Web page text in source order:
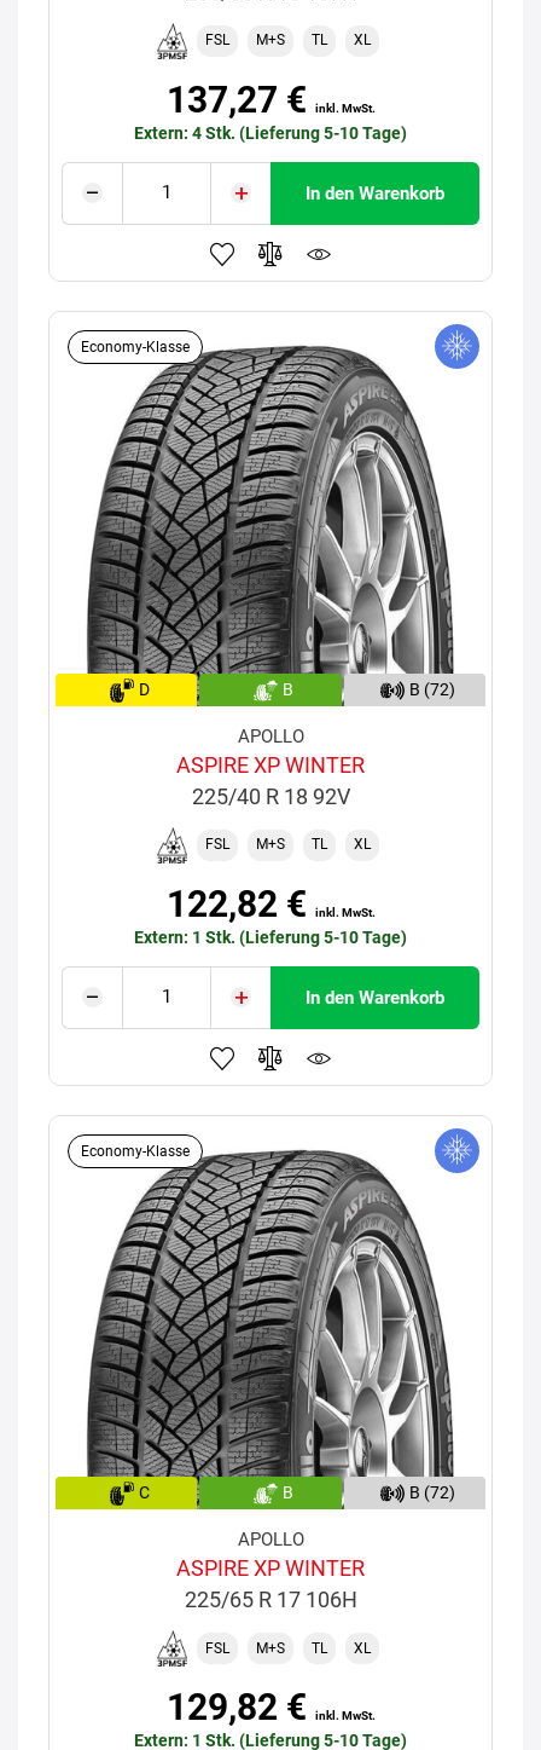
FSL M+S TL XL
137,27 € inkl. MwSt.
Extern: 4 Stk. (Lieferung 5-10 Tage)
In den Warenkorb
Economy-Klasse
D B B (72)
APOLLO
ASPIRE XP WINTER
225/40 R 18 92V
FSL M+S TL XL
122,82 € inkl. MwSt.
Extern: 1 Stk. (Lieferung 5-10 Tage)
In den Warenkorb
Economy-Klasse
C B B (72)
APOLLO
ASPIRE XP WINTER
225/65 R 17 106H
FSL M+S TL XL
129,82 € inkl. MwSt.
Extern: 1 Stk. (Lieferung 5-10 Tage)